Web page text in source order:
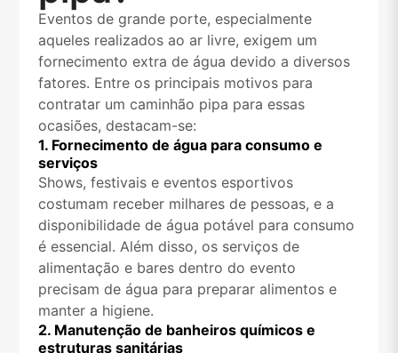
Eventos de grande porte, especialmente
aqueles realizados ao ar livre, exigem um
fornecimento extra de água devido a diversos
fatores. Entre os principais motivos para
contratar um caminhão pipa para essas
ocasiões, destacam-se:
1. Fornecimento de água para consumo e
serviços
Shows, festivais e eventos esportivos
costumam receber milhares de pessoas, e a
disponibilidade de água potável para consumo
é essencial. Além disso, os serviços de
alimentação e bares dentro do evento
precisam de água para preparar alimentos e
manter a higiene.
2. Manutenção de banheiros químicos e
estruturas sanitárias